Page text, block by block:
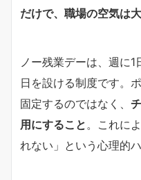
だけで、職場の空気は
ノー残業デーは、週に
日を設ける制度です。
固定するのではなく、
用にすること 。これに
れない」という心理的